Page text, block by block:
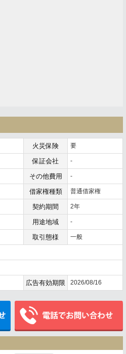
火災保険 要
保証会社 -
その他費用 -
借家権種類 普通借家権
契約期間 2年
用途地域 -
取引態様 一般
広告有効期限 2026/08/16
メールでお問い合わせ